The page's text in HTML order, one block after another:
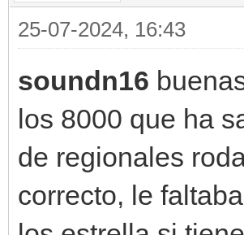
25-07-2024, 16:43
soundn16
los 8000 que ha
de regionales
correcto, le